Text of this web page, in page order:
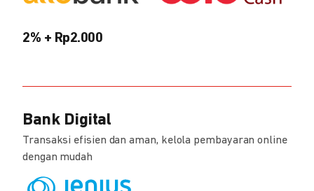
2% + Rp2.000
Bank Digital
Transaksi efisien dan aman, kelola pembayaran online
dengan mudah